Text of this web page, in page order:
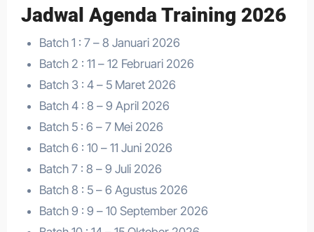
Jadwal Agenda Training 2026
Batch 1 : 7 – 8 Januari 2026
Batch 2 : 11 – 12 Februari 2026
Batch 3 : 4 – 5 Maret 2026
Batch 4 : 8 – 9 April 2026
Batch 5 : 6 – 7 Mei 2026
Batch 6 : 10 – 11 Juni 2026
Batch 7 : 8 – 9 Juli 2026
Batch 8 : 5 – 6 Agustus 2026
Batch 9 : 9 – 10 September 2026